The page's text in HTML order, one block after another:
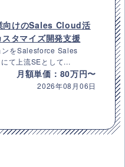
向けのSales Cloud活
タマイズ開発支援
ンをSalesforce Sales
て上流SEとして...
月額単価：80万円〜
2026年08月06日